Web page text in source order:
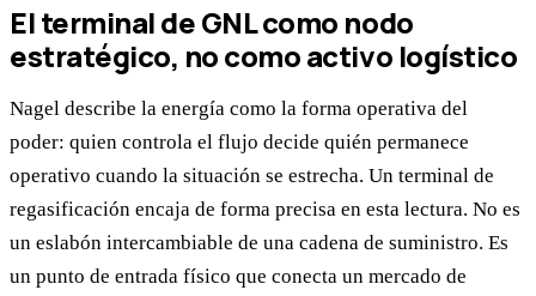
El terminal de GNL como nodo
estratégico, no como activo logístico
Nagel describe la energía como la forma operativa del
poder: quien controla el flujo decide quién permanece
operativo cuando la situación se estrecha. Un terminal de
regasificación encaja de forma precisa en esta lectura. No es
un eslabón intercambiable de una cadena de suministro. Es
un punto de entrada físico que conecta un mercado de